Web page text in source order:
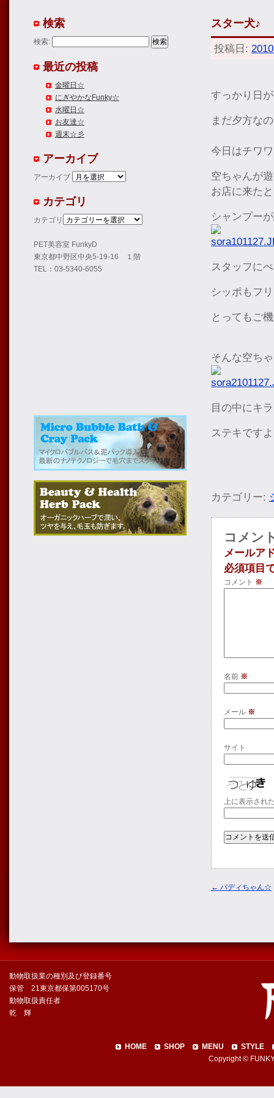
スター犬♪
投稿日:
すっかり日
まだ夕方な
今日はチワ
空ちゃんが
お店に来た
シャンプー
スタッフに
シッポもフ
とってもご
そんな空ち
目の中にキ
ステキです
カテゴリー:
コメン
メールア
必須項目
コメント ※
名前 ※
メール ※
サイト
上に表示され
← バディちゃん☆
検索
検索:
最近の投稿
金曜日☆
にぎやかなFunky☆
水曜日☆
お友達☆
週末☆彡
アーカイブ
アーカイブ
カテゴリ
カテゴリ
PET美容室 FunkyD
東京都中野区中央5-19-16 １階
TEL：03-5340-6055
動物取扱業の種別及び登録番号
保管 21東京都保第005170号
動物取扱責任者
乾 輝
HOME SHOP MENU
STYLE
Copyright ©